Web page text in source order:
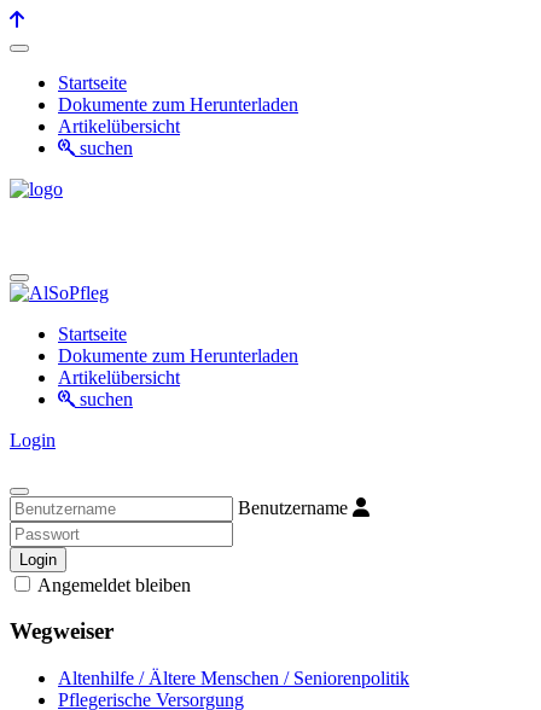
Startseite
Dokumente zum Herunterladen
Artikelübersicht
suchen
Startseite
Dokumente zum Herunterladen
Artikelübersicht
suchen
Login
Benutzername
Login
Angemeldet bleiben
Wegweiser
Altenhilfe / Ältere Menschen / Seniorenpolitik
Pflegerische Versorgung